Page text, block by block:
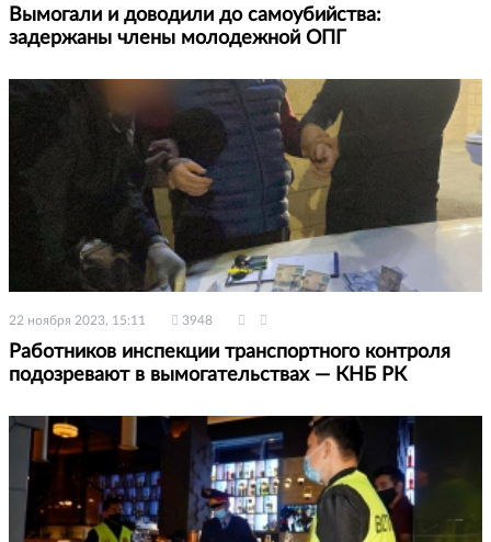
Вымогали и доводили до самоубийства:
задержаны члены молодежной ОПГ
22 ноября 2023, 15:11 3948
Работников инспекции транспортного контроля
подозревают в вымогательствах — КНБ РК